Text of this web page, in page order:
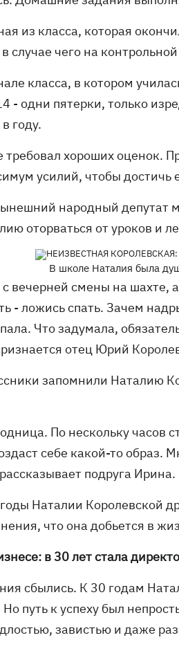
из класса, которая
случае чего на
класса, в котором
- одни пятерки, только
году.
требовал хороших оценок.
усилий, чтобы
народный депутат
оторваться от уроков и
В школе Наталия была
вечерней смены на шахте,
- ложись спать. Зачем
Что задумала,
отец Юрий
запомнили Наталию
По нескольку часов
себе какой-то образ.
подруга Ирина.
Наталии Королевской
что она добьется в
в 30 лет стала
сбылись. К 30 годам
Но путь к успеху был
завистью и даже